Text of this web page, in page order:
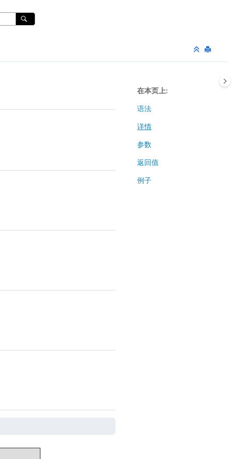
在本页上
语法
详情
参数
返回值
例子